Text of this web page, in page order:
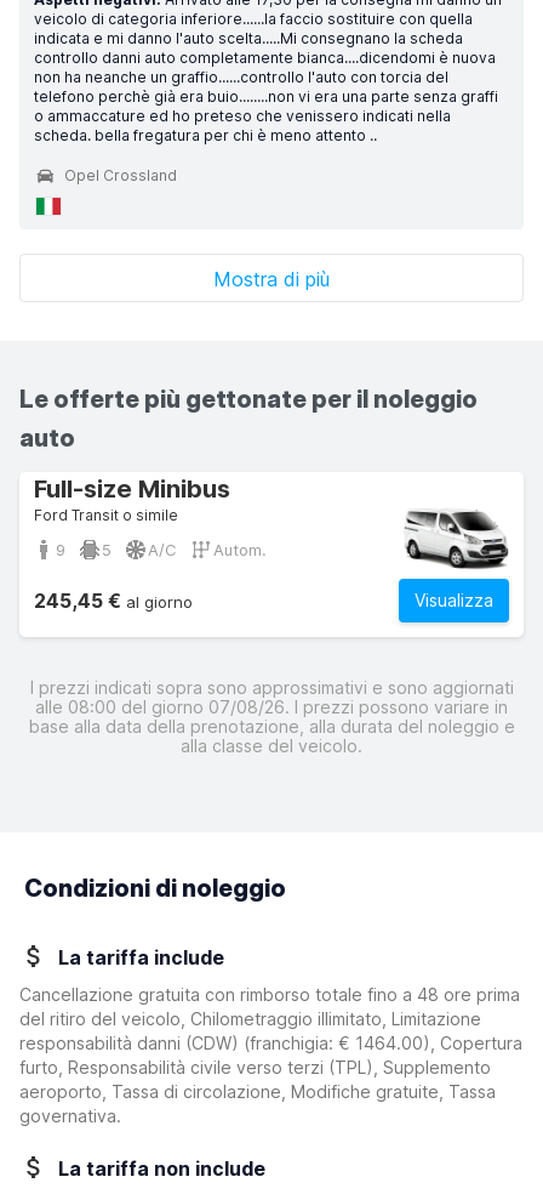
veicolo di categoria inferiore......la faccio sostituire con quella
indicata e mi danno l'auto scelta.....Mi consegnano la scheda
controllo danni auto completamente bianca....dicendomi è nuova
non ha neanche un graffio......controllo l'auto con torcia del
telefono perchè già era buio........non vi era una parte senza graffi
o ammaccature ed ho preteso che venissero indicati nella
scheda. bella fregatura per chi è meno attento ..
Opel Crossland
Mostra di più
Le offerte più gettonate per il noleggio
auto
Full-size Minibus
Ford Transit o simile
9 5 A/C Autom.
Visualizza
245,45 € al giorno
I prezzi indicati sopra sono approssimativi e sono aggiornati
alle 08:00 del giorno 07/08/26. I prezzi possono variare in
base alla data della prenotazione, alla durata del noleggio e
alla classe del veicolo.
Condizioni di noleggio
La tariffa include
Cancellazione gratuita con rimborso totale fino a 48 ore prima
del ritiro del veicolo, Chilometraggio illimitato, Limitazione
responsabilità danni (CDW) (franchigia: € 1464.00)
, Copertura
furto, Responsabilità civile verso terzi (TPL), Supplemento
aeroporto, Tassa di circolazione, Modifiche gratuite, Tassa
governativa.
La tariffa non include